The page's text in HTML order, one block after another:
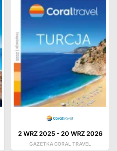
2 WRZ 2025- 20 WRZ 2026
GAZETKA CORAL TRAVEL